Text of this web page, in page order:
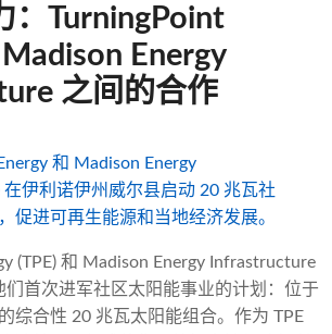
：TurningPoint
Energy
之间的合作
和 Madison Energy
在伊利诺伊州威尔县启动 20 兆瓦社
促进可再生能源和当地经济发展。
(TPE) 和 Madison Energy Infrastructure
们首次进军社区太阳能事业的计划：位于
综合性 20 兆瓦太阳能组合。作为 TPE